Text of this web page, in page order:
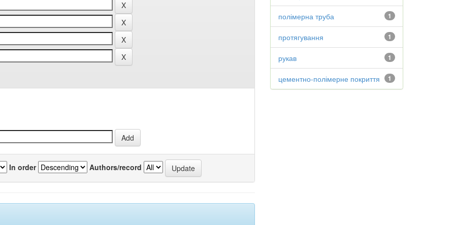
In order Authors/record
1
полімерна труба
1
протягування
1
рукав
1
цементно-полімерне покриття